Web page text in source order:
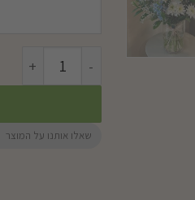
שאלו אותנו על המוצר